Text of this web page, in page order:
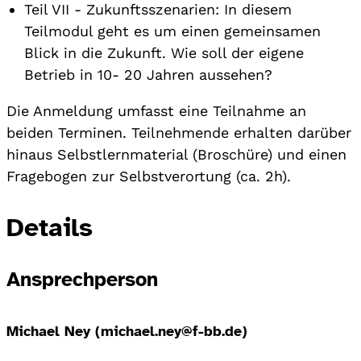
Teil VII - Zukunftsszenarien: In diesem
Teilmodul geht es um einen gemeinsamen
Blick in die Zukunft. Wie soll der eigene
Betrieb in 10- 20 Jahren aussehen?
Die Anmeldung umfasst eine Teilnahme an
beiden Terminen. Teilnehmende erhalten darüber
hinaus Selbstlernmaterial (Broschüre) und einen
Fragebogen zur Selbstverortung (ca. 2h).
Details
Ansprechperson
Michael Ney (michael.ney@f-bb.de)